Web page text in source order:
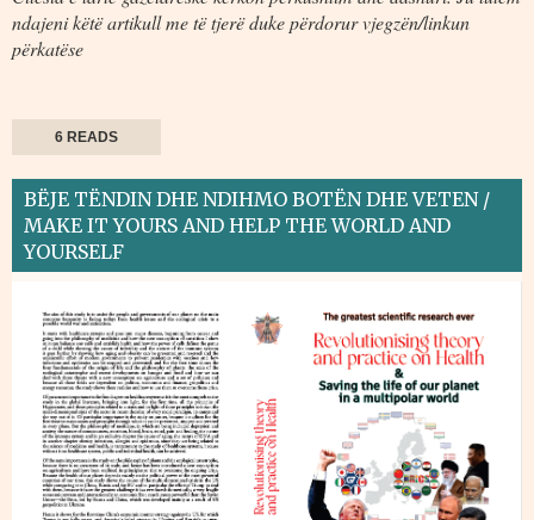
ndajeni këtë artikull me të tjerë duke përdorur vjegzën/linkun
përkatëse
6 READS
BËJE TËNDIN DHE NDIHMO BOTËN DHE VETEN /
MAKE IT YOURS AND HELP THE WORLD AND
YOURSELF